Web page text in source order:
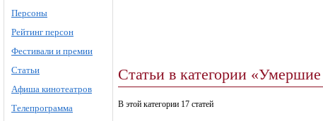
Персоны
Рейтинг персон
Фестивали и премии
Статьи
Афиша кинотеатров
Телепрограмма
Статьи в категории
В этой категории 17 статей